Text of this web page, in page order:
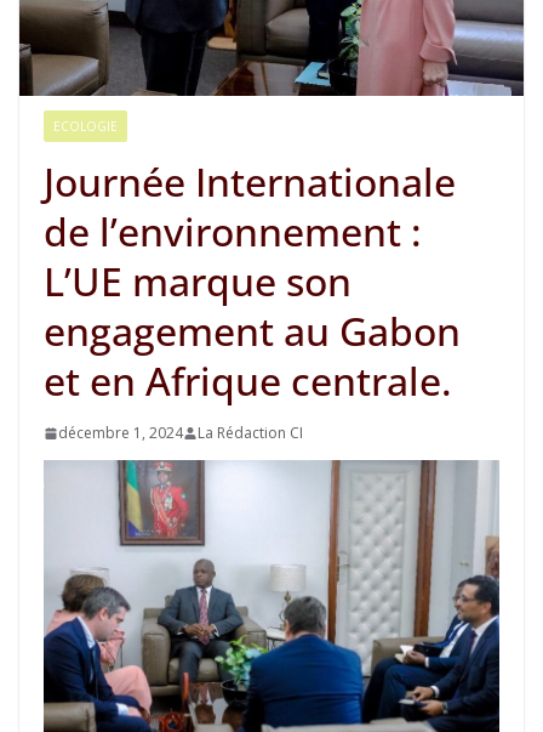
ECOLOGIE
Journée Internationale
de l’environnement :
L’UE marque son
engagement au Gabon
et en Afrique centrale.
décembre 1, 2024 La Rédaction CI